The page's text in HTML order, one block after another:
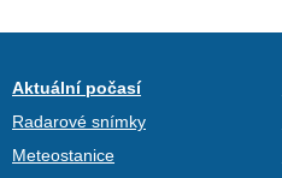
Aktuální počasí
Radarové snímky
Meteostanice